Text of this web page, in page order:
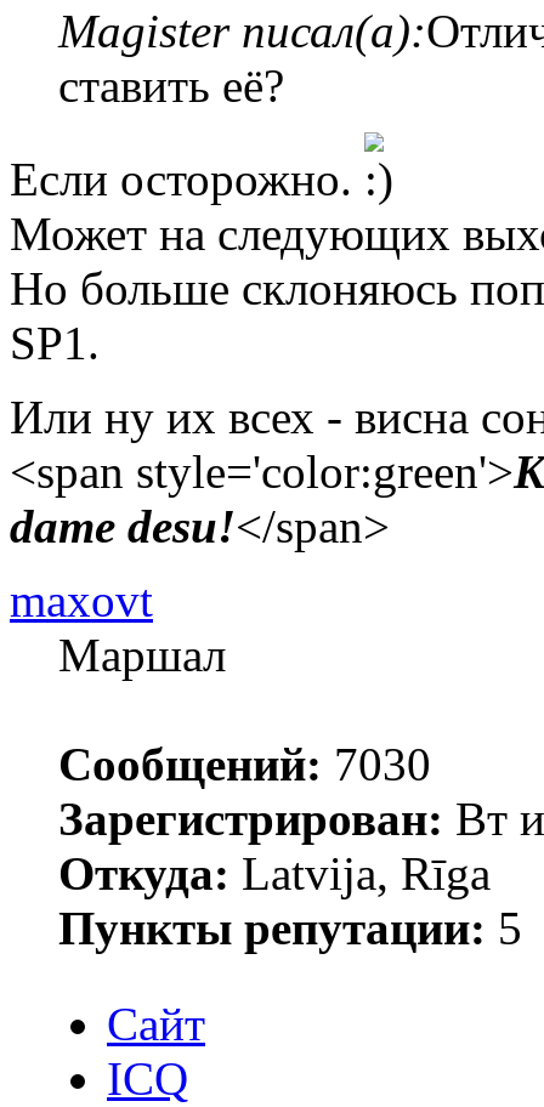
Magister писал(а):
ставить её?
Если осторожно.
Может на следующих
Но больше склоняюсь
SP1.
Или ну их всех - висна
<span style='color:green'>
dame desu!</span>
maxovt
Маршал
Сообщений: 7030
Зарегистрирован: Вт
Откуда: Latvija, Rīga
Пункты репутации: 5
Сайт
ICQ